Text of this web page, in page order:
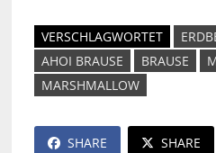
VERSCHLAGWORTET
AHOI BRAUSE
BRAUSE
MARSHMALLOW
SHARE SHARE